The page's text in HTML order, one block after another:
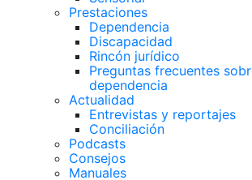
Prestaciones
Dependencia
Discapacidad
Rincón jurídico
Preguntas frecuentes
dependencia
Actualidad
Entrevistas y reportajes
Conciliación
Podcasts
Consejos
Manuales